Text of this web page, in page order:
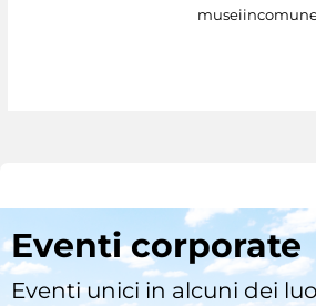
Eventi corporate
Eventi unici in alcuni dei